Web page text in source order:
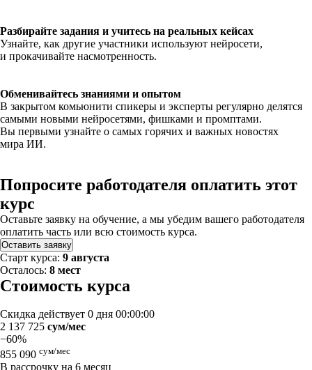
Разбирайте задания и учитесь на реальных кейсах
Узнайте, как другие участники используют нейросети,
и прокачивайте насмотренность.
Обменивайтесь знаниями и опытом
В закрытом комьюнити спикеры и эксперты регулярно делятся
самыми новыми нейросетями, фишками и промптами.
Вы первыми узнайте о самых горячих и важных новостях
мира ИИ.
Попросите работодателя оплатить этот
курс
Оставьте заявку на обучение, а мы убедим вашего работодателя
оплатить часть или всю стоимость курса.
Оставить заявку
Старт курса: 9 августа
Осталось: 8 мест
Стоимость курса
Скидка действует 0 дня 00:00:00
2 137 725 сум/мес
−60%
855 090 сум/мес
В рассрочку на 6 месяц